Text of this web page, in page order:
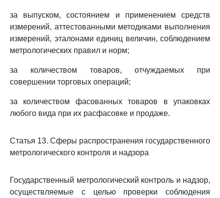
за выпуском, состоянием и применением средств
измерений, аттестованными методиками выполнения
измерений, эталонами единиц величин, соблюдением
метрологических правил и норм;
за количеством товаров, отчуждаемых при
совершении торговых операций;
за количеством фасованных товаров в упаковках
любого вида при их расфасовке и продаже.
Статья 13. Сферы распространения государственного
метрологического контроля и надзора
Государственный метрологический контроль и надзор,
осуществляемые с целью проверки соблюдения